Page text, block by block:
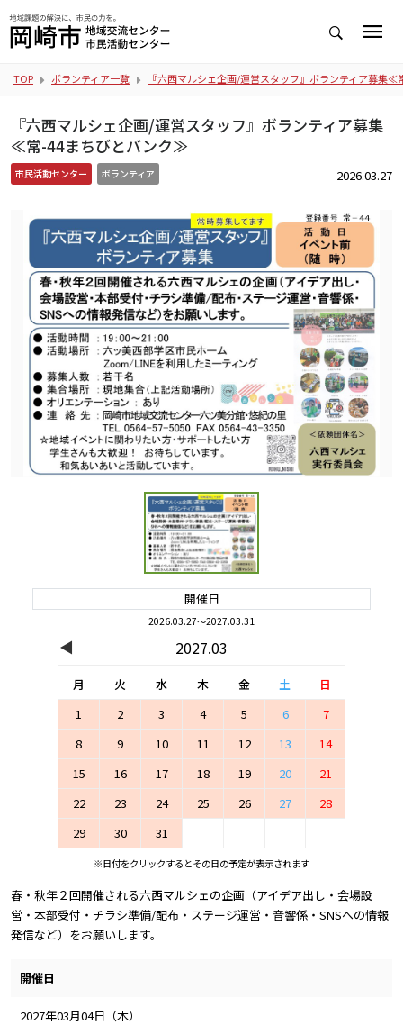
TOP ボランティア一覧 『六西マルシェ企画/運営スタッフ』ボランティア募集
『六西マルシェ企画/運営スタッフ』ボランティア募集
≪常-44まちびとバンク≫
市民活動センター ボランティア 2026.03.27
開催日
2026.03.27～2027.03.31
◀ 2027.03
月 火 水 木 金 土
日
1
2 3 4 5 6
7
8
9 10 11 12 13
14
15
16 17 18 19 20
21
22
23 24 25 26 27
28
29
30 31
※日付をクリックするとその日の予定が表示されます
春・秋年２回開催される六西マルシェの企画（アイデア出し・会場設
営・本部受付・チラシ準備/配布・ステージ運営・音響係・SNSへの情報
発信など）をお願いします。
開催日
2027年03月04日（木）